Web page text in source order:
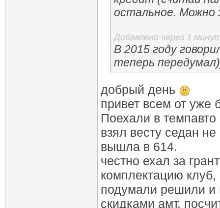
остальное. Можно
Добавлено через 1
В 2015 году
теперь
добрый день
привет всем от уже
Поехали в темпавто
взял весту седан
вышла в 614.
честно ехал за
комплектацию
подумали решили и
скидками амт,